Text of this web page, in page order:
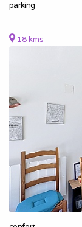
parking
18 kms